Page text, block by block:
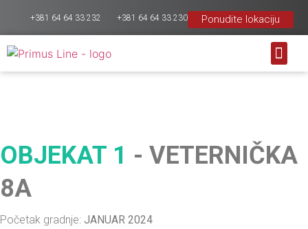
+381 64 64 33 232 +381 64 64 33 230 Ponudite lokaciju
OBJEKAT 1 - VETERNIČKA
8A
Početak gradnje: JANUAR 2024